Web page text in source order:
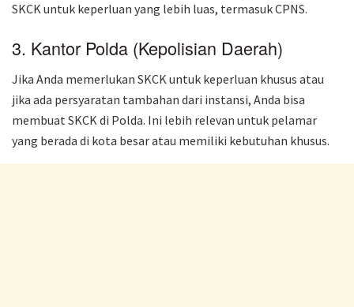
SKCK untuk keperluan yang lebih luas, termasuk CPNS.
3. Kantor Polda (Kepolisian Daerah)
Jika Anda memerlukan SKCK untuk keperluan khusus atau
jika ada persyaratan tambahan dari instansi, Anda bisa
membuat SKCK di Polda. Ini lebih relevan untuk pelamar
yang berada di kota besar atau memiliki kebutuhan khusus.